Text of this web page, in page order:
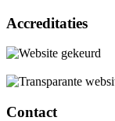
Accreditaties
Contact